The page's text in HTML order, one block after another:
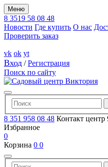
Меню
8 3519 58 08 48
Новости Где купить О нас
Проверить заказ
vk ok yt
Вход /Регистрация
Поиск по сайту
8 351 958 08 48 Контакт центр
Избранное
0
Корзина 0 0